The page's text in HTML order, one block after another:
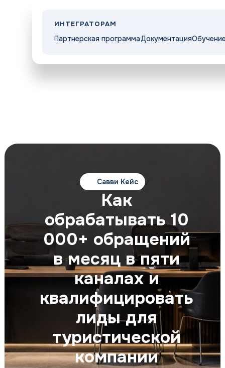
Партнерская программаДокументация
ИНТЕГРАТОРАМ
Савви Кейс
Как
обрабатывать 10
000+ обращений
в месяц в пяти
каналах и
квалифицировать
лиды для
туристической
компании